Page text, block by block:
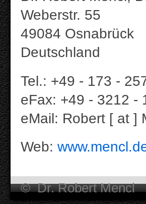
Weberstr. 55
49084 Osnabrück
Deutschland
Tel.: +49 - 173 -
eFax: +49 - 3212 -
eMail: Robert [ at ]
Web:
© Dr. Robert